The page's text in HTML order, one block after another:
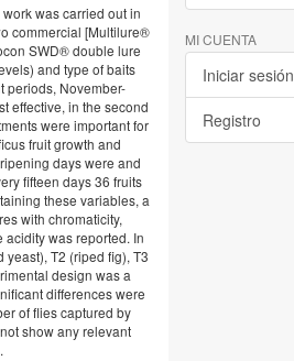
was carried out in
commercial [Multilure®
SWD® double lure
and type of baits
periods, November-
effective, in the second
were important for
fruit growth and
days were and
fifteen days 36 fruits
these variables, a
with chromaticity,
was reported. In
T2 (riped fig), T3
design was a
differences were
of flies captured by
show any relevant
MI CUENTA
Iniciar sesión
Registro